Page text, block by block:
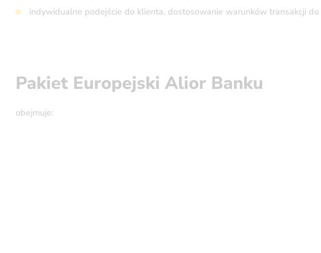
indywidualne podejście do klienta, dostosowanie warunków transakcji
Pakiet Europejski Alior Banku
obejmuje: